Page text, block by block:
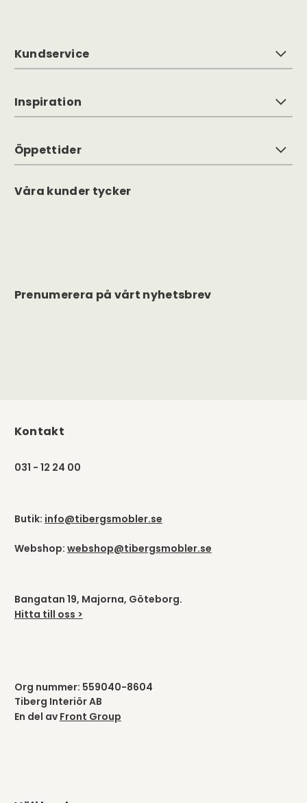
Kundservice
Inspiration
Öppettider
Våra kunder tycker
Prenumerera på vårt nyhetsbrev
Kontakt
031 - 12 24 00
Butik: info@tibergsmobler.se
Webshop: webshop@tibergsmobler.se
Bangatan 19, Majorna, Göteborg.
Hitta till oss >
Org nummer: 559040-8604
Tiberg Interiör AB
En del av Front Group